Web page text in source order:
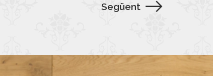
Següent